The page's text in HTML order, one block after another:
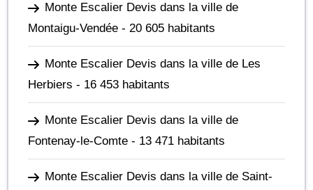
Monte Escalier Devis dans la ville de
Montaigu-Vendée - 20 605 habitants
Monte Escalier Devis dans la ville de Les
Herbiers - 16 453 habitants
Monte Escalier Devis dans la ville de
Fontenay-le-Comte - 13 471 habitants
Monte Escalier Devis dans la ville de Saint-